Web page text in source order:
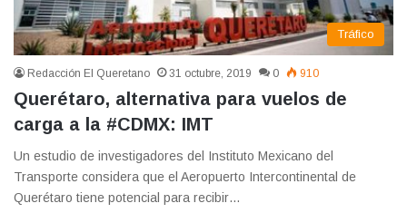
Tráfico
Redacción El Queretano 31 octubre, 2019 0 910
Querétaro, alternativa para vuelos de
carga a la #CDMX: IMT
Un estudio de investigadores del Instituto Mexicano del
Transporte considera que el Aeropuerto Intercontinental de
Querétaro tiene potencial para recibir…